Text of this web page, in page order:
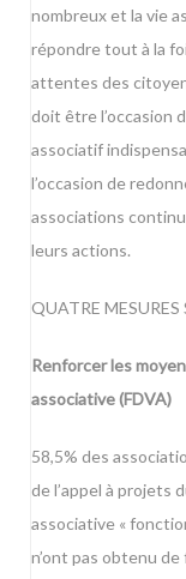
nombreux et la vie
répondre tout à la
attentes des
doit être l’occasion
associatif
l’occasion de
associations
leurs actions.
QUATRE
Renforcer les
associative (FDVA)
58,5% des
de l’appel à projets
associative «
n’ont pas obtenu